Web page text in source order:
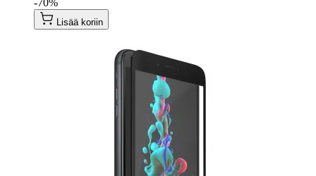
Lisää koriin